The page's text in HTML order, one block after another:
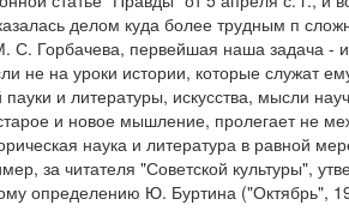
делом куда более трудным п
С. Горбачева, первейшая наша задача -
не на уроки истории, которые служат
пауки и литературы, искусства, мысли
и новое мышление, пролегает не
наука и литература в равной
за читателя "Советской культуры",
определению Ю. Буртина ("Октябрь",